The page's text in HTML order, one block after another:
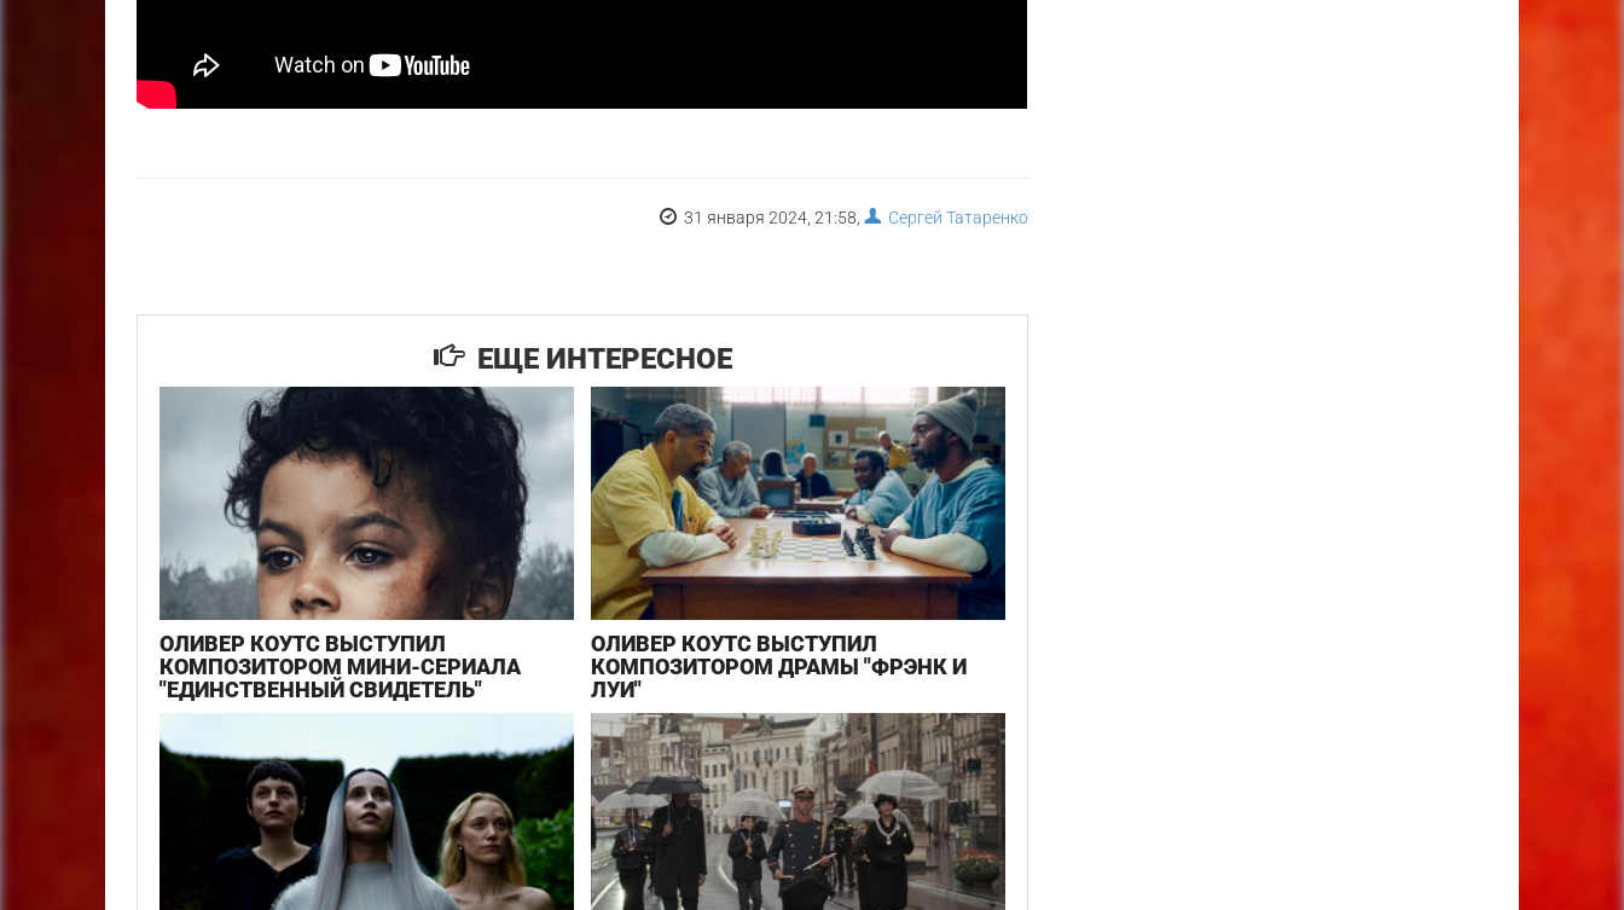
31 января 2024, 21:58, Сергей Татаренко
ЕЩЕ ИНТЕРЕСНОЕ
ОЛИВЕР КОУТС ВЫСТУПИЛ
КОМПОЗИТОРОМ МИНИ-СЕРИАЛА
"ЕДИНСТВЕННЫЙ СВИДЕТЕЛЬ"
ОЛИВЕР КОУТС ВЫСТУПИЛ
КОМПОЗИТОРОМ ДРАМЫ "ФРЭНК И
ЛУИ"